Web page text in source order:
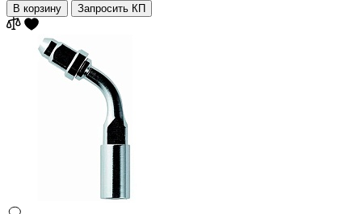
В корзину Запросить КП